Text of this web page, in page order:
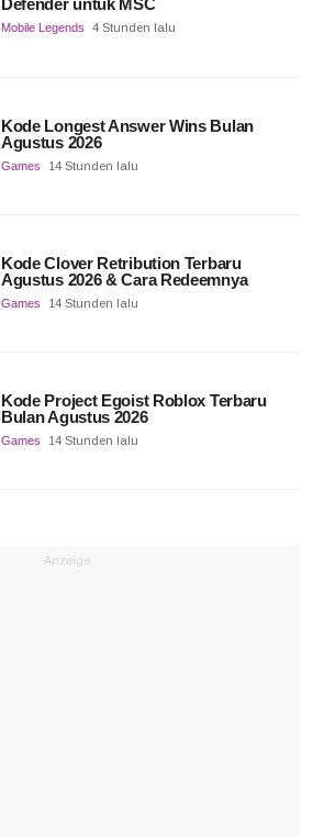
Defender untuk MSC
Mobile Legends 4 Stunden lalu
Kode Longest Answer Wins Bulan
Agustus 2026
Games 14 Stunden lalu
Kode Clover Retribution Terbaru
Agustus 2026 & Cara Redeemnya
Games 14 Stunden lalu
Kode Project Egoist Roblox Terbaru
Bulan Agustus 2026
Games 14 Stunden lalu
Anzeige